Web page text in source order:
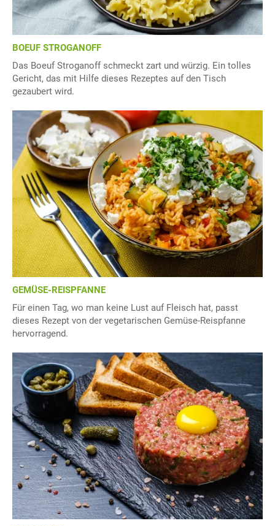
BOEUF STROGANOFF
Das Boeuf Stroganoff schmeckt zart und würzig. Ein tolles
Gericht, das mit Hilfe dieses Rezeptes auf den Tisch
gezaubert wird.
GEMÜSE-REISPFANNE
Für einen Tag, wo man keine Lust auf Fleisch hat, passt
dieses Rezept von der vegetarischen Gemüse-Reispfanne
hervorragend.